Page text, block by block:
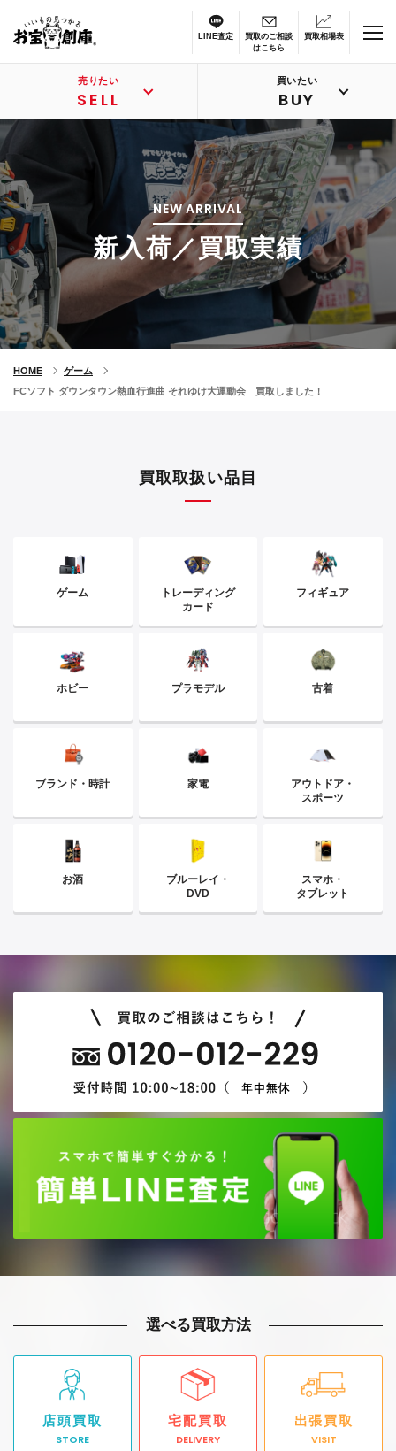
LINE査定
買取のご相談
はこちら
買取相場表
売りたい
SELL
買いたい
BUY
NEW ARRIVAL
新入荷／買取実績
HOME
ゲーム
FCソフト ダウンタウン熱血行進曲 それゆけ大運動会 買取しました！
買取取扱い品目
ゲーム
トレーディング
カード
フィギュア
ホビー プラモデル 古着
ブランド・時計 家電
アウトドア・
スポーツ
お酒
ブルーレイ・
DVD
スマホ・
タブレット
選べる買取方法
店頭買取
STORE
宅配買取
DELIVERY
出張買取
VISIT